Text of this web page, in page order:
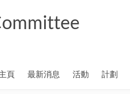
頁 最新消息 活動 計劃